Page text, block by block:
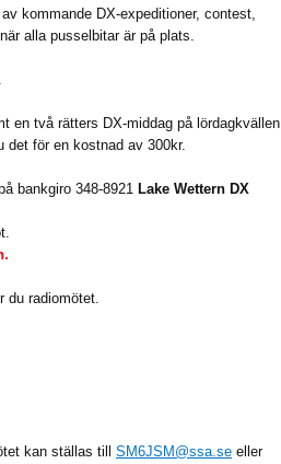
kommande DX-expeditioner, contest,
alla pusselbitar är på plats.
en två rätters DX-middag på lördagkvällen
det för en kostnad av 300kr.
bankgiro 348-8921 Lake Wettern DX
du radiomötet.
kan ställas till SM6JSM@ssa.se eller